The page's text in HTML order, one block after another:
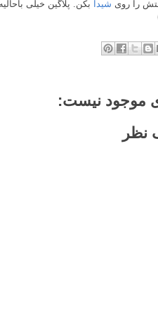
را روی شیدا بکن. پلاگین خیلی
موجود نیست:
نظر